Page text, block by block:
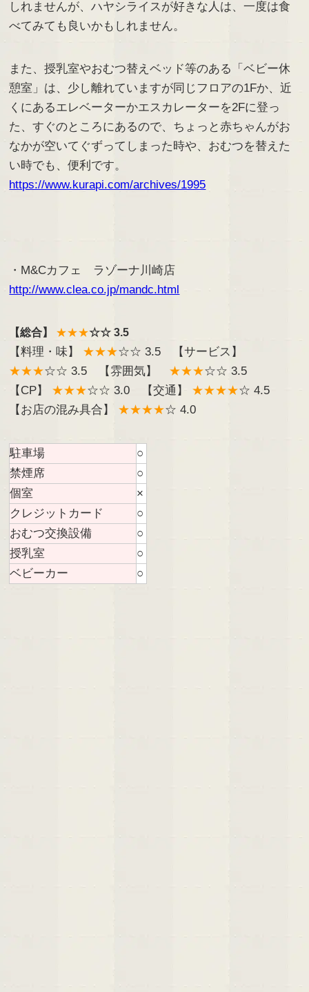
しれませんが、ハヤシライスが好きな人は、一度は食
べてみても良いかもしれません。
また、授乳室やおむつ替えベッド等のある「ベビー休
憩室」は、少し離れていますが同じフロアの1Fか、近
くにあるエレベーターかエスカレーターを2Fに登っ
た、すぐのところにあるので、ちょっと赤ちゃんがお
なかが空いてぐずってしまった時や、おむつを替えた
い時でも、便利です。
https://www.kurapi.com/archives/1995
・M&Cカフェ ラゾーナ川崎店
http://www.clea.co.jp/mandc.html
【総合】 ★★★☆☆ 3.5
【料理・味】 ★★★☆☆ 3.5 【サービス】
★★★☆☆ 3.5 【雰囲気】 ★★★☆☆ 3.5
【CP】 ★★★☆☆ 3.0 【交通】 ★★★★☆ 4.5
【お店の混み具合】 ★★★★☆ 4.0
駐車場
○
禁煙席
○
個室
×
クレジットカード
○
おむつ交換設備
○
授乳室
○
ベビーカー
○